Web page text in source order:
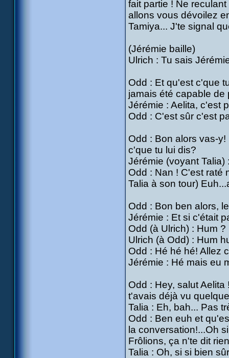
fait partie ! Ne
allons vous dévoilez
Tamiya... J'te signal
(Jérémie baille)
Ulrich : Tu sais
Odd : Et qu'est c'que
jamais été capable de
Jérémie : Aelita, c'est
Odd : C'est sûr c'est
Odd : Bon alors vas-y!
c'que tu lui dis?
Jérémie (voyant Talia)
Odd : Nan ! C'est raté
Talia à son tour)
Odd : Bon ben alors,
Jérémie : Et si c'était
Odd (à Ulrich) : Hum ?
Ulrich (à Odd) : Hum
Odd : Hé hé hé! Allez
Jérémie : Hé mais eu
Odd : Hey, salut
t'avais déjà vu
Talia : Eh, bah... Pas
Odd : Ben euh et
la conversation!...Oh
Frôlions, ça n'te dit
Talia : Oh, si si bien